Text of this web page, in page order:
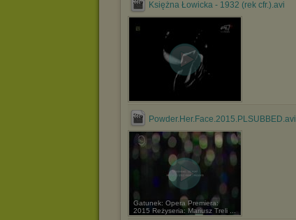
Księżna Łowicka - 1932 (rek cfr.).avi
Powder.Her.Face.2015.PLSUBBED.avi
Gatunek: Opera Premiera:
2015 Reżyseria: Mariusz Treli ...